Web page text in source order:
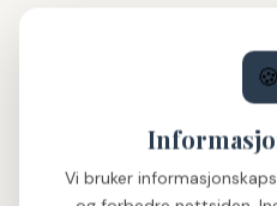
første dagene. Ta kontakt ved:
tiltagende smerter etter
vedvarende eller
feber over 38,5 grader
🍪
Vi bruker